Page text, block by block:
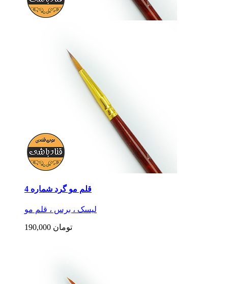
قلم مو گرد شماره 4
لیسک ، برس ، قلم مو
190,000 تومان